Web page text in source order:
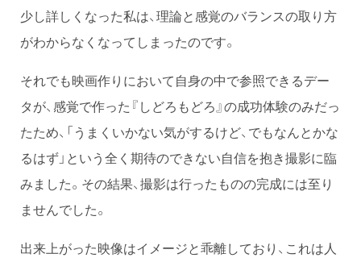
少し詳しくなった私は、理論と感覚のバランスの取り方
がわからなくなってしまったのです。
それでも映画作りにおいて自身の中で参照できるデー
タが、感覚で作った『しどろもどろ』の成功体験のみだっ
たため、「うまくいかない気がするけど、でもなんとかな
るはず」という全く期待のできない自信を抱き撮影に臨
みました。その結果、撮影は行ったものの完成には至り
ませんでした。
出来上がった映像はイメージと乖離しており、これは人